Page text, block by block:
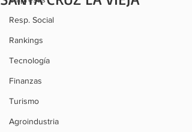
Resp. Social
Rankings
Tecnología
Finanzas
Turismo
Agroindustria